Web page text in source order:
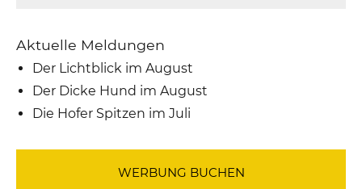
Aktuelle Meldungen
Der Lichtblick im August
Der Dicke Hund im August
Die Hofer Spitzen im Juli
WERBUNG BUCHEN